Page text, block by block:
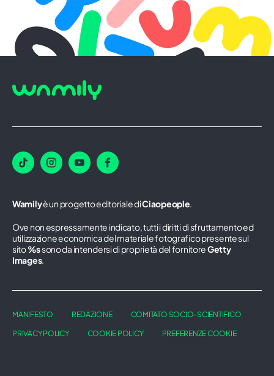
Wamilyè un progetto editoriale diCiaopeople.
Ove non espressamente indicato, tutti i diritti di sfruttamento ed
utilizzazione economica del materiale fotografico presente sul
sito%ssono da intendersi di proprietà del fornitoreGetty
Images.
MANIFESTO REDAZIONE COMITATO SOCIO-SCIENTIFICO
PRIVACY POLICY COOKIE POLICY PREFERENZE COOKIE